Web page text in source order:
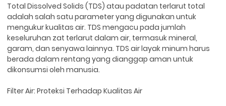
Total Dissolved Solids (TDS) atau padatan terlarut total
adalah salah satu parameter yang digunakan untuk
mengukur kualitas air. TDS mengacu pada jumlah
keseluruhan zat terlarut dalam air, termasuk mineral,
garam, dan senyawa lainnya. TDS air layak minum harus
berada dalam rentang yang dianggap aman untuk
dikonsumsi oleh manusia.
Filter Air: Proteksi Terhadap Kualitas Air